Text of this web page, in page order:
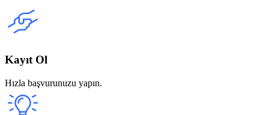
Kayıt Ol
Hızla başvurunuzu yapın.